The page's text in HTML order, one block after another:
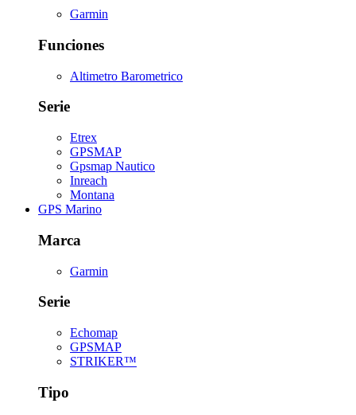
Garmin
Funciones
Altimetro Barometrico
Serie
Etrex
GPSMAP
Gpsmap Nautico
Inreach
Montana
GPS Marino
Marca
Garmin
Serie
Echomap
GPSMAP
STRIKER™
Tipo